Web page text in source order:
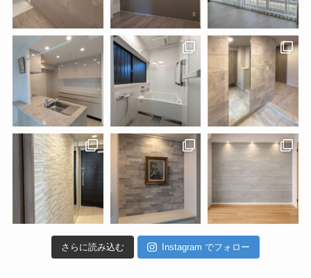
さらに読み込む Instagram でフォロー